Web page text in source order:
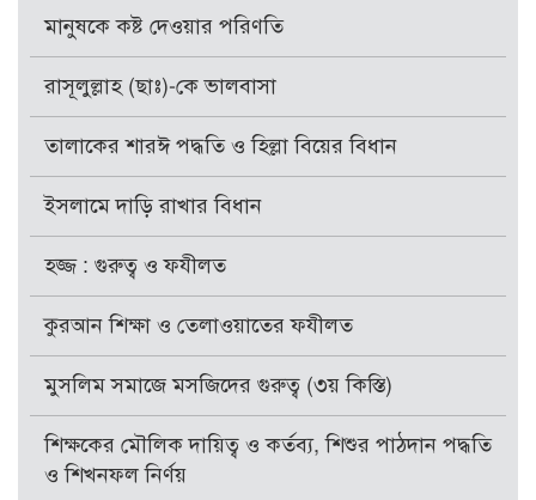
মানুষকে কষ্ট দেওয়ার পরিণতি
রাসূলুল্লাহ (ছাঃ)-কে ভালবাসা
তালাকের শারঈ পদ্ধতি ও হিল্লা বিয়ের বিধান
ইসলামে দাড়ি রাখার বিধান
হজ্জ : গুরুত্ব ও ফযীলত
কুরআন শিক্ষা ও তেলাওয়াতের ফযীলত
মুসলিম সমাজে মসজিদের গুরুত্ব (৩য় কিস্তি)
শিক্ষকের মৌলিক দায়িত্ব ও কর্তব্য, শিশুর পাঠদান পদ্ধতি
ও শিখনফল নির্ণয়